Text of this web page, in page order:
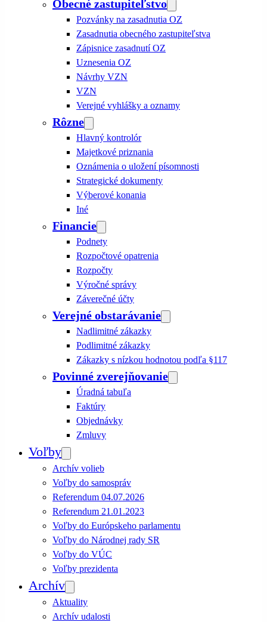
Obecné zastupiteľstvo
Pozvánky na zasadnutia OZ
Zasadnutia obecného zastupiteľstva
Zápisnice zasadnutí OZ
Uznesenia OZ
Návrhy VZN
VZN
Verejné vyhlášky a oznamy
Rôzne
Hlavný kontrolór
Majetkové priznania
Oznámenia o uložení písomnosti
Strategické dokumenty
Výberové konania
Iné
Financie
Podnety
Rozpočtové opatrenia
Rozpočty
Výročné správy
Záverečné účty
Verejné obstarávanie
Nadlimitné zákazky
Podlimitné zákazky
Zákazky s nízkou hodnotou podľa §117
Povinné zverejňovanie
Úradná tabuľa
Faktúry
Objednávky
Zmluvy
Voľby
Archív volieb
Voľby do samospráv
Referendum 04.07.2026
Referendum 21.01.2023
Voľby do Európskeho parlamentu
Voľby do Národnej rady SR
Voľby do VÚC
Voľby prezidenta
Archív
Aktuality
Archív udalosti